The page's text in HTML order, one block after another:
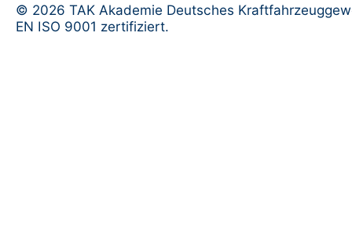
© 2026 TAK Akademie Deutsches
EN ISO 9001 zertifiziert.